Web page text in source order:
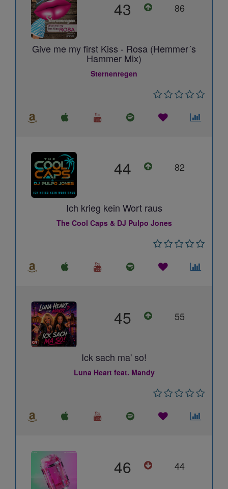
43 86
Give me my first Kiss - Rosa (Hemmer´s
Hammer Mix)
Sternenregen
44 82
Ich krieg kein Wort raus
The Cool Caps & DJ Pulpo Jones
45 55
Ick sach ma' so!
Luna Heart feat. Mandy
46 44